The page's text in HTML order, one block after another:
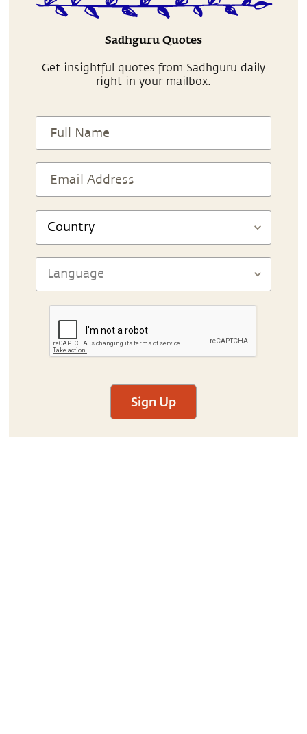
Sadhguru Quotes
Get insightful quotes from Sadhguru daily
right in your mailbox.
Sign Up